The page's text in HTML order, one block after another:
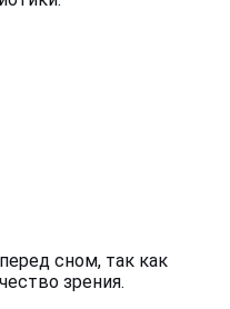
сном, так как
зрения.